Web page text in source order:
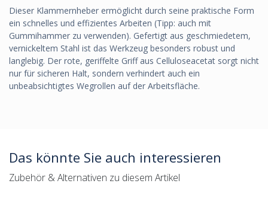
Dieser Klammernheber ermöglicht durch seine praktische Form
ein schnelles und effizientes Arbeiten (Tipp: auch mit
Gummihammer zu verwenden). Gefertigt aus geschmiedetem,
vernickeltem Stahl ist das Werkzeug besonders robust und
langlebig. Der rote, geriffelte Griff aus Celluloseacetat sorgt nicht
nur für sicheren Halt, sondern verhindert auch ein
unbeabsichtigtes Wegrollen auf der Arbeitsfläche.
Das könnte Sie auch interessieren
Zubehör & Alternativen zu diesem Artikel